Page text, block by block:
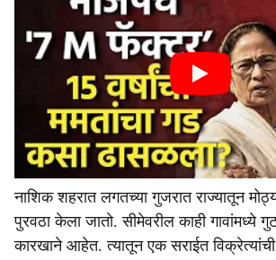
नाशिक शहरात लगतच्या गुजरात राज्यातून
पुरवठा केला जातो. सीमेवरील काही गावांमध्ये
कारखाने आहेत. त्यातून एक सराईत विक्रेत्यांची